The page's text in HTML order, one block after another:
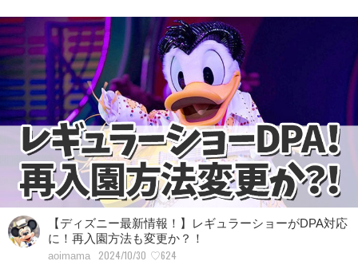
【ディズニー最新情報！】レギュラーショーがDPA対応
に！再入園方法も変更か？！
aoimama 2024/10/30 ♡624